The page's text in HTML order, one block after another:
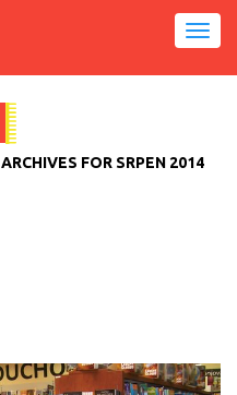
ARCHIVES FOR SRPEN 2014